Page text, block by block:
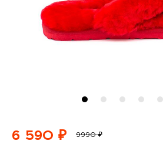
6 590 ₽ 9990 ₽